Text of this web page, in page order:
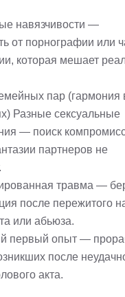
навязчивости —
от порнографии или
которая мешает
пар (гармония
Разные сексуальные
— поиск
партнеров не
травма —
после пережитого
или абьюза.
первый опыт —
после
акта.